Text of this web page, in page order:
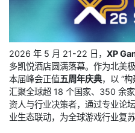
2026 年 5 月 21-22 日， XP
多凯悦酒店圆满落幕。作为北美
本届峰会正值五周年庆典，以 “构
汇聚全球超 18 个国家、350 余
资人与行业决策者，通过专业论
业生态联动，为全球游戏行业复